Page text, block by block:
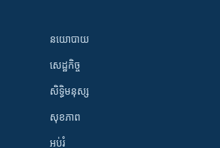
នយោបាយ
សេដ្ឋកិច្ច
សិទ្ធិមនុស្ស
សុខភាព
អប់រំ